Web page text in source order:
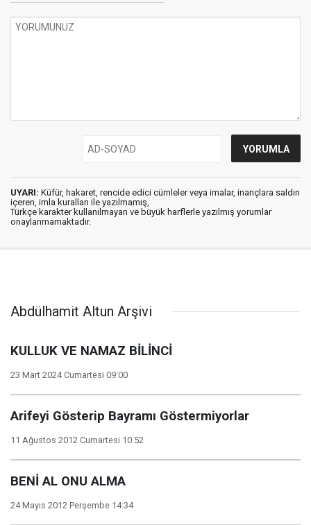
UYARI: Küfür, hakaret, rencide edici cümleler veya imalar, inançlara saldırı
içeren, imla kuralları ile yazılmamış,
Türkçe karakter kullanılmayan ve büyük harflerle yazılmış yorumlar
onaylanmamaktadır.
Abdülhamit Altun Arşivi
KULLUK VE NAMAZ BİLİNCİ
23 Mart 2024 Cumartesi 09:00
Arifeyi Gösterip Bayramı Göstermiyorlar
11 Ağustos 2012 Cumartesi 10:52
BENİ AL ONU ALMA
24 Mayıs 2012 Perşembe 14:34